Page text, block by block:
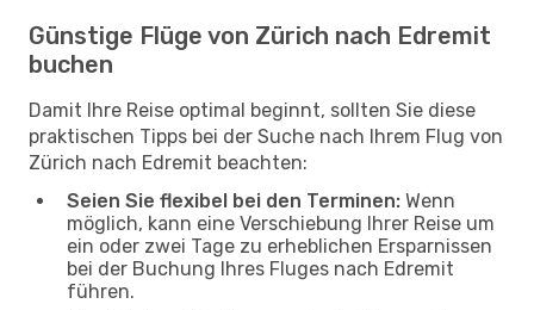
Günstige Flüge von Zürich nach Edremit
buchen
Damit Ihre Reise optimal beginnt, sollten Sie diese
praktischen Tipps bei der Suche nach Ihrem Flug von
Zürich nach Edremit beachten:
Seien Sie flexibel bei den Terminen: Wenn
möglich, kann eine Verschiebung Ihrer Reise um
ein oder zwei Tage zu erheblichen Ersparnissen
bei der Buchung Ihres Fluges nach Edremit
führen.